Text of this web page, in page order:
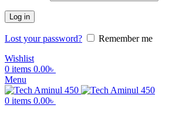
Log in
Lost your password?
Remember me
Wishlist
0 items 0.00৳
Menu
0 items 0.00৳